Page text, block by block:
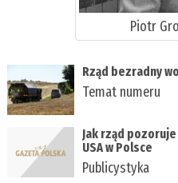
Piotr
Rząd bezradny
Temat numeru
Jak rząd
USA w Polsce
Publicystyka